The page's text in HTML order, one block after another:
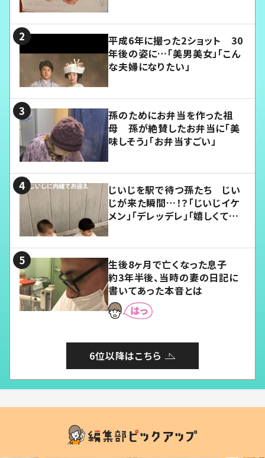
平成6年に撮った2ショット 30
年後の姿に…「美男美女」「こん
な夫婦になりたい」
孫のためにお弁当を作った祖
母 孫が絶賛したお弁当に「美
味しそう」「お弁当すごい」
じいじを駅で待つ孫たち じい
じが来た瞬間…！？「じいじイケ
メン」「デレッデレ」「嬉しくて可
生後8ヶ月で亡くなった息子
約3年半後、当時の妻の日記に
書いてあった本音とは
6位以降はこちら